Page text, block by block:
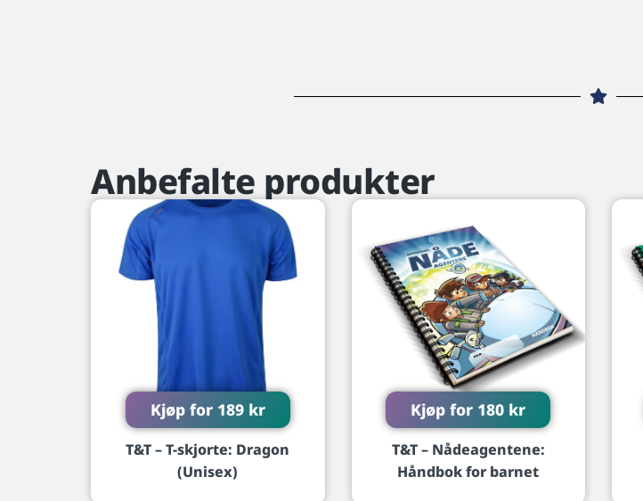
Anbefalte produkter
Kjøp for 189 kr
T&T – T-skjorte: Dragon
(Unisex)
Kjøp for 180 kr
T&T – Nådeagentene:
Håndbok for barnet